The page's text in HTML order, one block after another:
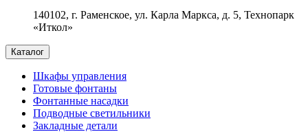
140102, г. Раменское, ул. Карла Маркса, д. 5, Технопарк
«Иткол»
Каталог
Шкафы управления
Готовые фонтаны
Фонтанные насадки
Подводные светильники
Закладные детали